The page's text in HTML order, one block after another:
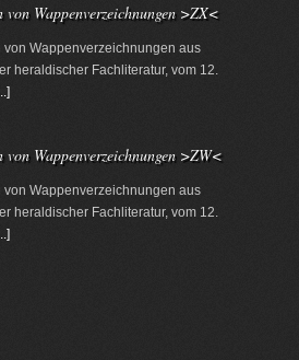
von Wappenverzeichnungen >ZX<
von Wappenverzeichnungen aus
heraldischer Fachliteratur, vom 12.
von Wappenverzeichnungen >ZW<
von Wappenverzeichnungen aus
heraldischer Fachliteratur, vom 12.